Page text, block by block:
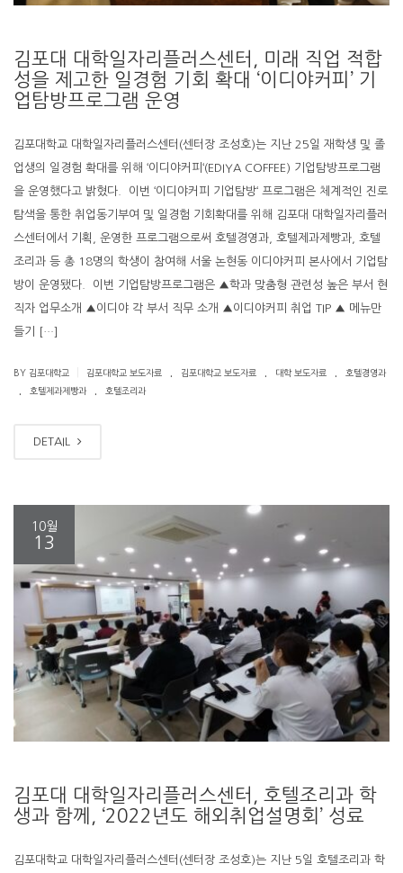
김포대 대학일자리플러스센터, 미래 직업 적합
성을 제고한 일경험 기회 확대 ‘이디야커피’ 기
업탐방프로그램 운영
김포대학교 대학일자리플러스센터(센터장 조성호)는 지난 25일 재학생 및 졸
업생의 일경험 확대를 위해 ‘이디야커피‘(EDIYA COFFEE) 기업탐방프로그램
을 운영했다고 밝혔다. 이번 ‘이디야커피 기업탐방‘ 프로그램은 체계적인 진로
탐색을 통한 취업동기부여 및 일경험 기회확대를 위해 김포대 대학일자리플러
스센터에서 기획, 운영한 프로그램으로써 호텔경영과, 호텔제과제빵과, 호텔
조리과 등 총 18명의 학생이 참여해 서울 논현동 이디야커피 본사에서 기업탐
방이 운영됐다. 이번 기업탐방프로그램은 ▲학과 맞춤형 관련성 높은 부서 현
직자 업무소개 ▲이디야 각 부서 직무 소개 ▲이디야커피 취업 TIP ▲ 메뉴만
들기 […]
BY 김포대학교 김포대학교 보도자료 김포대학교 보도자료 대학 보도자료 호텔경영과
호텔제과제빵과 호텔조리과
DETAIL
10월
13
김포대 대학일자리플러스센터, 호텔조리과 학
생과 함께, ‘2022년도 해외취업설명회’ 성료
김포대학교 대학일자리플러스센터(센터장 조성호)는 지난 5일 호텔조리과 학